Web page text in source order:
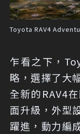
Toyota RAV4
乍看之下，
略，選擇了大
全新的RAV4
面升級，外型
躍進，動力編